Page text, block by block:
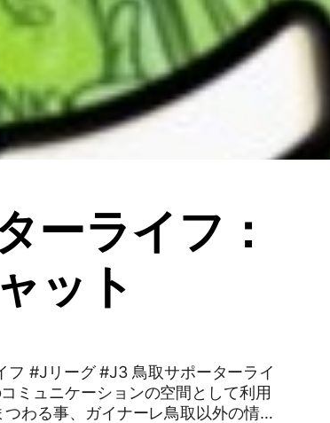
ーライフ：
ット
#Jリーグ #J3 鳥取サポーターライ
ミュニケーションの空間として利用
わる事、ガイナーレ鳥取以外の情報